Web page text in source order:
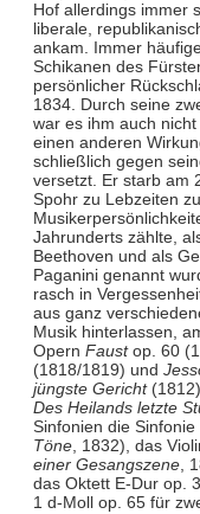
Hof allerdings immer
liberale,
ankam. Immer
Schikanen des
persönlicher
1834. Durch seine
war es ihm auch
einen anderen
schließlich gegen
versetzt. Er starb am
Spohr zu Lebzeiten
Jahrunderts zählte,
Beethoven und als
Paganini genannt
rasch in
aus ganz
Musik hinterlassen,
Opern Faustop. 60
(1818/1819) und
jüngste Gericht(1812),
Des Heilands letzte
Sinfonien die
Töne, 1832), das
einer Gesangszene,
das Oktett E-Dur op.
1 d-Moll op. 65 für